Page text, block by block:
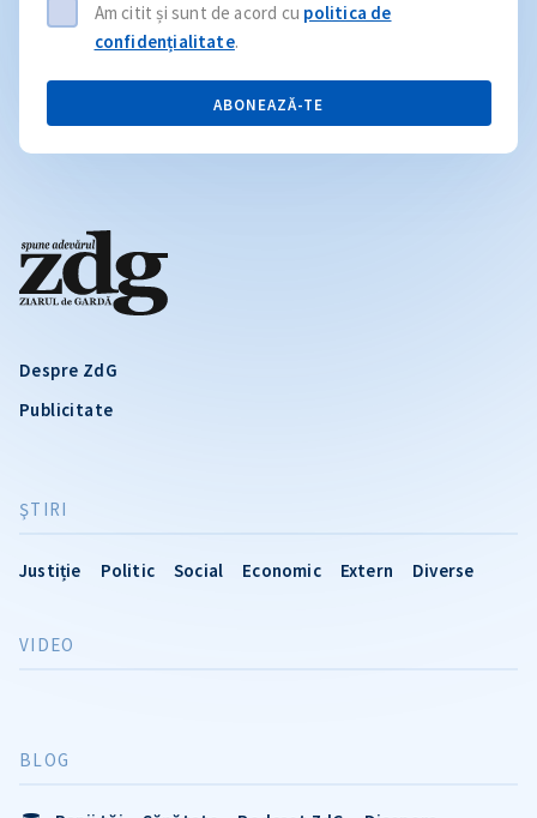
Despre ZdG
Publicitate
ŞTIRI
Justiție Politic Social Economic Extern Diverse
VIDEO
BLOG
Am citit și sunt de acord cu politica de
confidențialitate.
ABONEAZĂ-TE